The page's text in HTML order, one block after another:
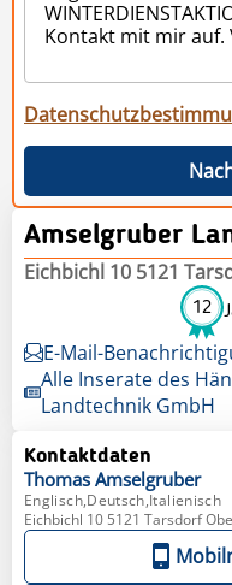
Amselgruber
Eichbichl 10 5121
12
E-Mail-
Alle Inserate des
Landtechnik GmbH
Kontaktdaten
Thomas Amselgruber
Englisch,Deutsch,Italienisch
Eichbichl 10 5121 Tarsdorf